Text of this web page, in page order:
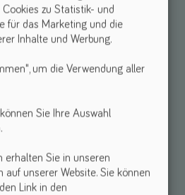
zu Statistik- und
für das Marketing und die
Inhalte und Werbung.
um die Verwendung aller
Sie Ihre Auswahl
erhalten Sie in unseren
auf unserer Website. Sie können
Link in den